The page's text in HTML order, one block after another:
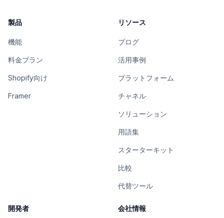
製品
機能
料金プラン
Shopify向け
Framer
リソース
ブログ
活用事例
プラットフォーム
チャネル
ソリューション
用語集
スターターキット
比較
代替ツール
開発者 会社情報